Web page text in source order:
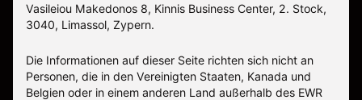
Vasileiou Makedonos 8, Kinnis Business Center, 2. Stock,
3040, Limassol, Zypern.
Die Informationen auf dieser Seite richten sich nicht an
Personen, die in den Vereinigten Staaten, Kanada und
Belgien oder in einem anderen Land außerhalb des EWR